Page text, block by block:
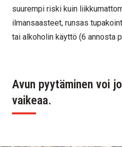
suurempi riski kuin
ilmansaasteet, runsas
tai alkoholin käyttö (6 annosta
Avun pyytäminen voi
vaikeaa.